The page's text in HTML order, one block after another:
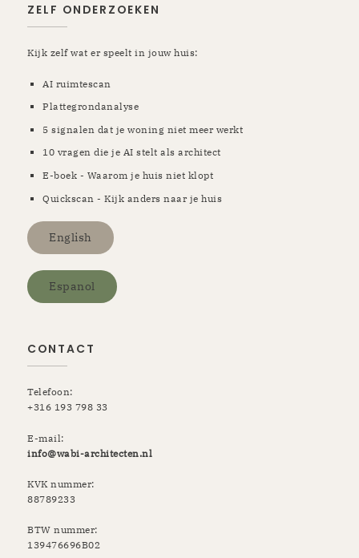
ZELF ONDERZOEKEN
Kijk zelf wat er speelt in jouw huis:
AI ruimtescan
Plattegrondanalyse
5 signalen dat je woning niet meer werkt
10 vragen die je AI stelt als architect
E-boek - Waarom je huis niet klopt
Quickscan - Kijk anders naar je huis
English
Espanol
CONTACT
Telefoon:
+316 193 798 33
E-mail:
info@wabi-architecten.nl
KVK nummer:
88789233
BTW nummer:
139476696B02